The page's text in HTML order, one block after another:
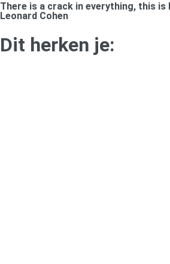
There is a crack in everything, this
Leonard Cohen
Dit herken je: